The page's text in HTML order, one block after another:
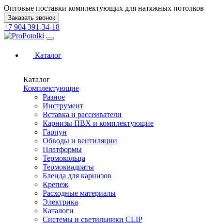
Оптовые поставки комплектующих для натяжных потолков
Заказать звонок
+7 904 391-34-18
Каталог
Каталог
Комплектующие
Разное
Инструмент
Вставка и рассеиватели
Карнизы ПВХ и комплектующие
Гарпун
Обводы и вентиляции
Платформы
Термокольца
Термоквадраты
Бленда для карнизов
Крепеж
Расходные материалы
Электрика
Каталоги
Системы и светильники CLIP